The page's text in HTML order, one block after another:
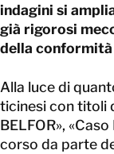
SVIZZERA
IT
indagini si
già rigorosi
della conformità
Alla luce di
ticinesi con titoli
BELFOR»,
corso da parte